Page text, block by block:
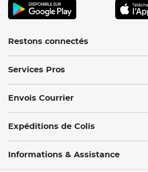
Restons connectés
Services Pros
Envois Courrier
Expéditions de Colis
Informations & Assistance